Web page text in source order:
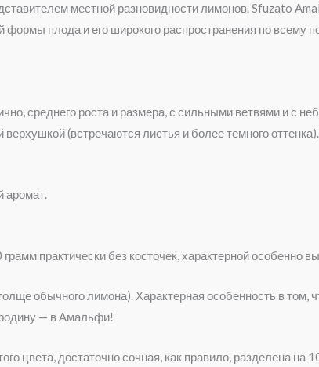
местной разновидности лимонов. Sfuzato
формы плода и его широкого распространения по
среднего роста и размера, с сильными ветвями и с
верхушкой (встречаются листья и более темного
аромат.
практически без косточек, характерной особенно
обычного лимона). Характерная особенность в том,
родину — в Амальфи!
цвета, достаточно сочная, как правило, разделена на